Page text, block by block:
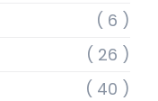
( 6 )
( 26 )
( 40 )